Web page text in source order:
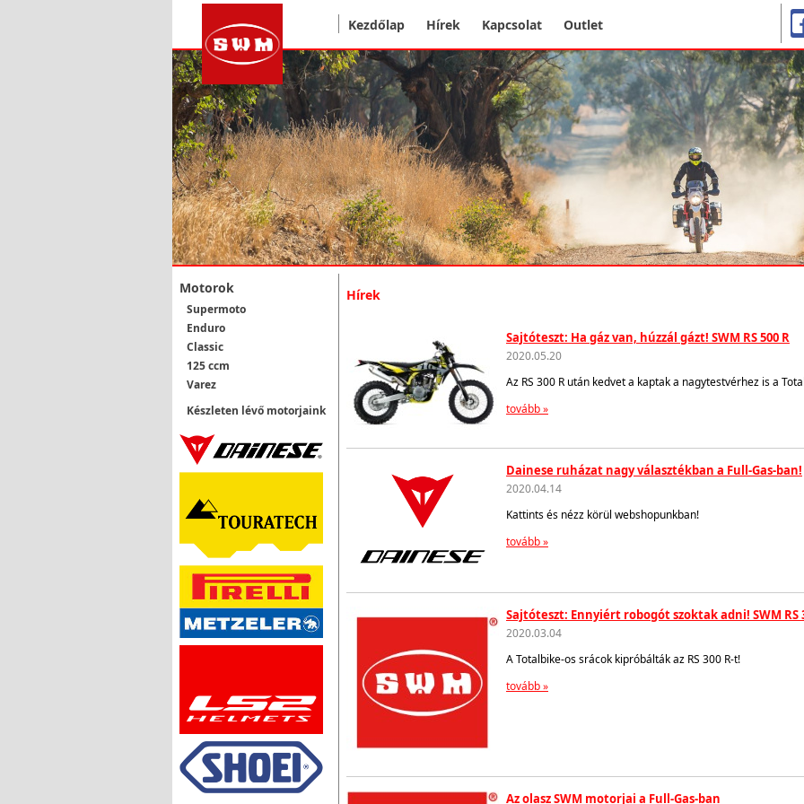
Kezdőlap Hírek Kapcsolat Outlet
Motorok
Supermoto
Enduro
Classic
125 ccm
Varez
Készleten lévő motorjaink
Hírek
Sajtóteszt: Ha gáz van, húzzál gázt! SWM RS 500 R
2020.05.20
Az RS 300 R után kedvet a kaptak a nagytestvérhez is a
tovább »
Dainese ruházat nagy választékban a Full-Gas-ban!
2020.04.14
Kattints és nézz körül webshopunkban!
tovább »
Sajtóteszt: Ennyiért robogót szoktak adni! SWM RS
2020.03.04
A Totalbike-os srácok kipróbálták az RS 300 R-t!
tovább »
Az olasz SWM motorjai a Full-Gas-ban